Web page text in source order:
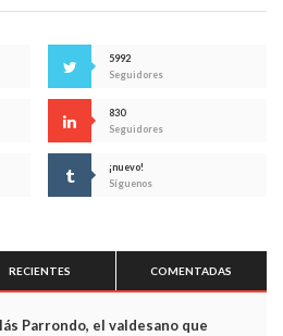
5992
Seguidores
830
Seguidores
¡nuevo!
Síguenos
RECIENTES COMENTADAS
Parrondo, el valdesano que